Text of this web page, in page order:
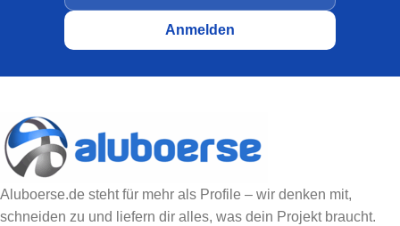
Aluboerse.de steht für mehr als Profile – wir denken mit,
schneiden zu und liefern dir alles, was dein Projekt braucht.